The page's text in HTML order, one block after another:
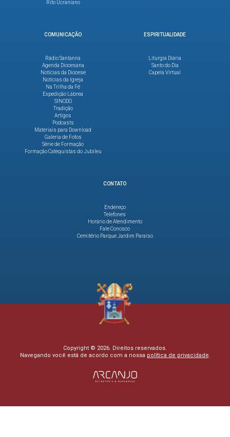
Rito Ucraniano
COMUNICAÇÃO
Rádio Santanna
Agenda Diocesana
Notícias da Diocese
Notícias da Igreja
Na Trilha da Fé
Expedição Lábrea
SINODO
Tradição
Artigos
Podcasts
Materiais para Download
Galeria de Fotos
Série de Formação
Formação Catequistas do Jubileu
ESPIRITUALIDADE
Liturgia Diária
Santo do Dia
Capela Virtual
CONTATO
Endereço
Telefones
Horário de Atendimento
Fale Conosco
Cemitério Parque Jardim Paraíso
Copyright © 2026. Direitos reservados.
Navegando você está de acordo com a nossa política de privacidade.